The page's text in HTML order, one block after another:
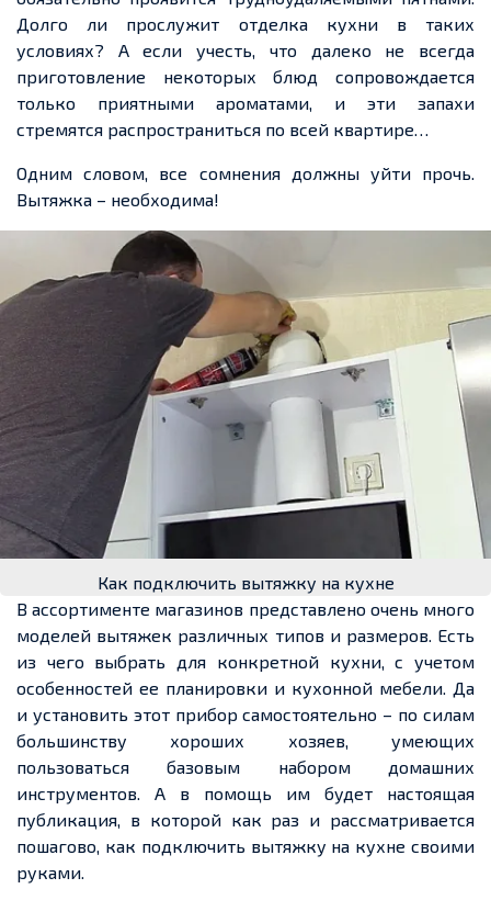
Долго ли прослужит отделка кухни в таких
условиях? А если учесть, что далеко не всегда
приготовление некоторых блюд сопровождается
только приятными ароматами, и эти запахи
стремятся распространиться по всей квартире…
Одним словом, все сомнения должны уйти прочь.
Вытяжка – необходима!
Как подключить вытяжку на кухне
В ассортименте магазинов представлено очень много
моделей вытяжек различных типов и размеров. Есть
из чего выбрать для конкретной кухни, с учетом
особенностей ее планировки и кухонной мебели. Да
и установить этот прибор самостоятельно – по силам
большинству хороших хозяев, умеющих
пользоваться базовым набором домашних
инструментов. А в помощь им будет настоящая
публикация, в которой как раз и рассматривается
пошагово, как подключить вытяжку на кухне своими
руками.